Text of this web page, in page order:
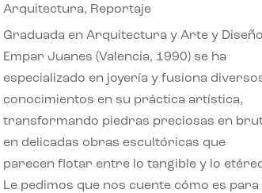
Arquitectura, Reportaje
Graduada en Arquitectura y Arte y
Empar Juanes (Valencia, 1990) se ha
especializado en joyería y fusiona
conocimientos en su práctica artística,
transformando piedras preciosas en
en delicadas obras escultóricas que
parecen flotar entre lo tangible y lo
Le pedimos que nos cuente cómo es para